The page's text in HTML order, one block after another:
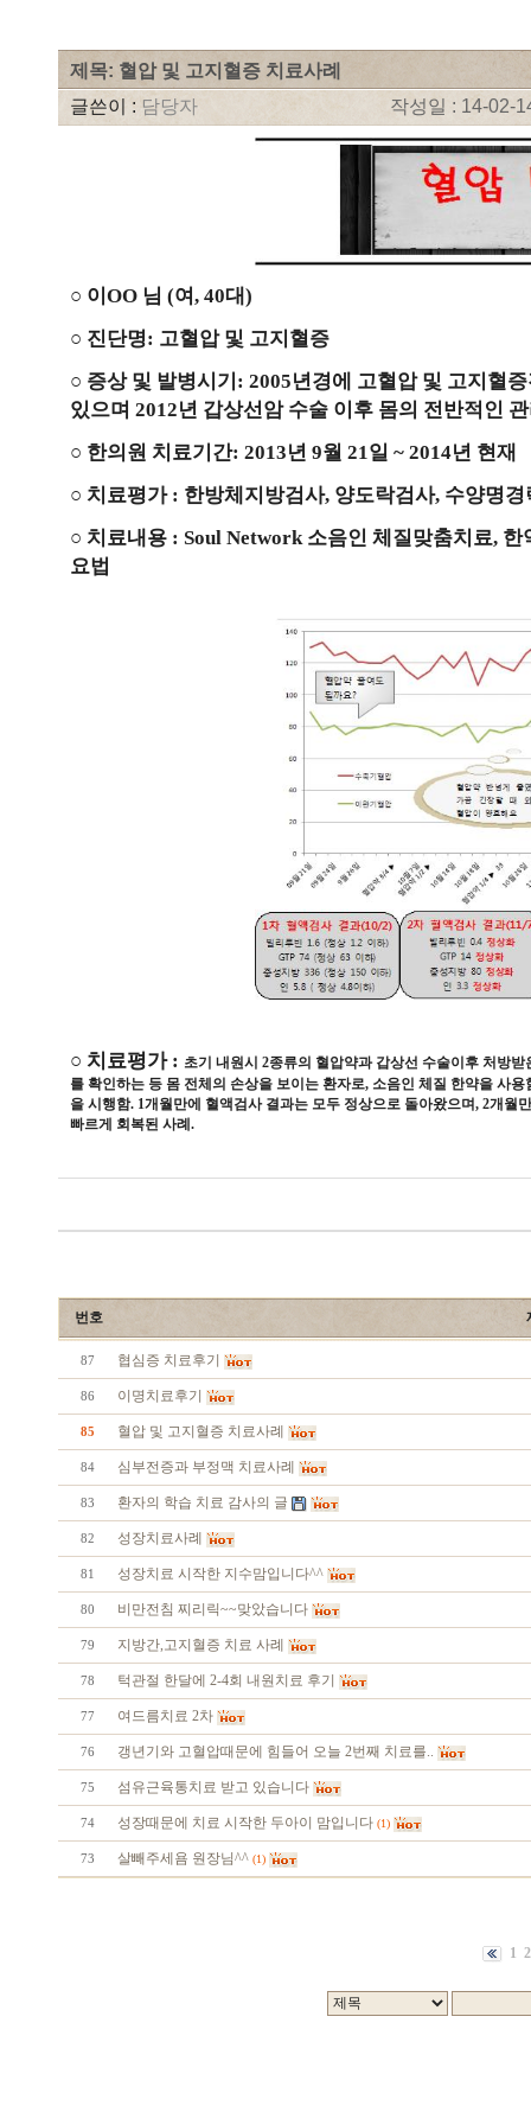
제목: 혈압 및 고지혈증 치료사례
글쓴이 : 담당자 작성일 : 14-02-
○ 이OO 님 (여, 40대)
○ 진단명: 고혈압 및 고지혈증
○ 증상 및 발병시기: 2005년경에 고혈압 및 고지혈
있으며 2012년 갑상선암 수술 이후 몸의 전반적인
○ 한의원 치료기간: 2013년 9월 21일 ~ 2014년 현재
○ 치료평가 : 한방체지방검사, 양도락검사, 수양명
○ 치료내용 : Soul Network 소음인 체질맞춤치료,
요법
○ 치료평가 : 초기 내원시 2종류의 혈압약과 갑상선 수술이후 처방
를 확인하는 등 몸 전체의 손상을 보이는 환자로, 소음인 체질 한약을 사
을 시행함. 1개월만에 혈액검사 결과는 모두 정상으로 돌아왔으며, 2개
빠르게 회복된 사례.
번호
87 협심증 치료후기
86 이명치료후기
85 혈압 및 고지혈증 치료사례
84 심부전증과 부정맥 치료사례
83 환자의 학습 치료 감사의 글
82 성장치료사례
81 성장치료 시작한 지수맘입니다^^
80 비만전침 찌리릭~~맞았습니다
79 지방간,고지혈증 치료 사례
78 턱관절 한달에 2-4회 내원치료 후기
77 여드름치료 2차
76 갱년기와 고혈압때문에 힘들어 오늘 2번째 치료를..
75 섬유근육통치료 받고 있습니다
74 성장때문에 치료 시작한 두아이 맘입니다 (1)
73 살빼주세욤 원장님^^ (1)
1 2